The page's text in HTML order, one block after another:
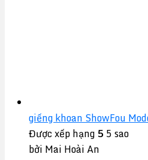
giếng khoan ShowFou
Được xếp hạng5 5 sao
bởi Mai Hoài An